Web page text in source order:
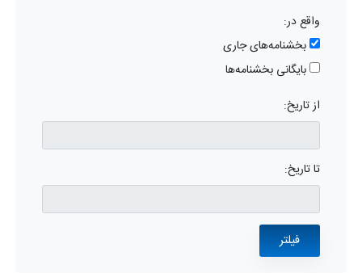
واقع در:
بخشنامه‌های جاری
بایگانی بخشنامه‌ها
از تاریخ:
تا تاریخ: